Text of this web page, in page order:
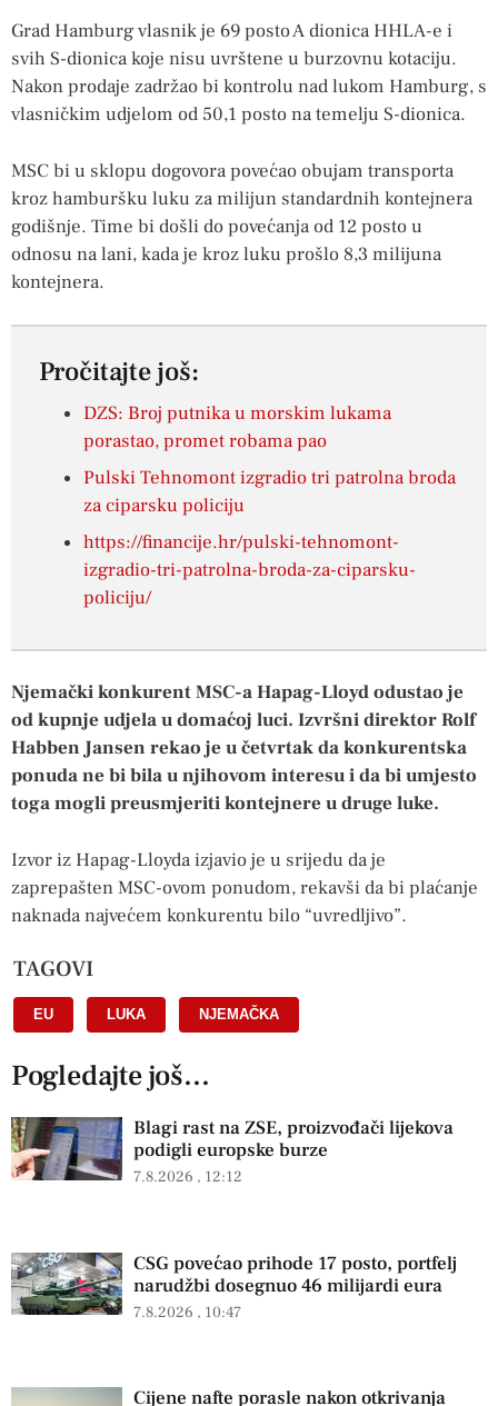
Grad Hamburg vlasnik je 69 posto A dionica HHLA-e i
svih S-dionica koje nisu uvrštene u burzovnu kotaciju.
Nakon prodaje zadržao bi kontrolu nad lukom Hamburg, s
vlasničkim udjelom od 50,1 posto na temelju S-dionica.
MSC bi u sklopu dogovora povećao obujam transporta
kroz hamburšku luku za milijun standardnih kontejnera
godišnje. Time bi došli do povećanja od 12 posto u
odnosu na lani, kada je kroz luku prošlo 8,3 milijuna
kontejnera.
Pročitajte još:
DZS: Broj putnika u morskim lukama
porastao, promet robama pao
Pulski Tehnomont izgradio tri patrolna broda
za ciparsku policiju
https://financije.hr/pulski-tehnomont-
izgradio-tri-patrolna-broda-za-ciparsku-
policiju/
Njemački konkurent MSC-a Hapag-Lloyd odustao je
od kupnje udjela u domaćoj luci. Izvršni direktor Rolf
Habben Jansen rekao je u četvrtak da konkurentska
ponuda ne bi bila u njihovom interesu i da bi umjesto
toga mogli preusmjeriti kontejnere u druge luke.
Izvor iz Hapag-Lloyda izjavio je u srijedu da je
zaprepašten MSC-ovom ponudom, rekavši da bi plaćanje
naknada najvećem konkurentu bilo “uvredljivo”.
TAGOVI
EU LUKA NJEMAČKA
Pogledajte još...
Blagi rast na ZSE, proizvođači lijekova
podigli europske burze
7.8.2026 12:12
CSG povećao prihode 17 posto, portfelj
narudžbi dosegnuo 46 milijardi eura
7.8.2026 10:47
Cijene nafte porasle nakon otkrivanja